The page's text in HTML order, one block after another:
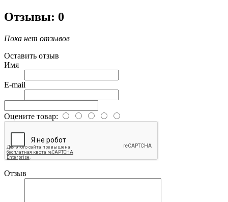
Отзывы: 0
Пока нет отзывов
Оставить отзыв
Имя
E-mail
Оцените товар:
Отзыв